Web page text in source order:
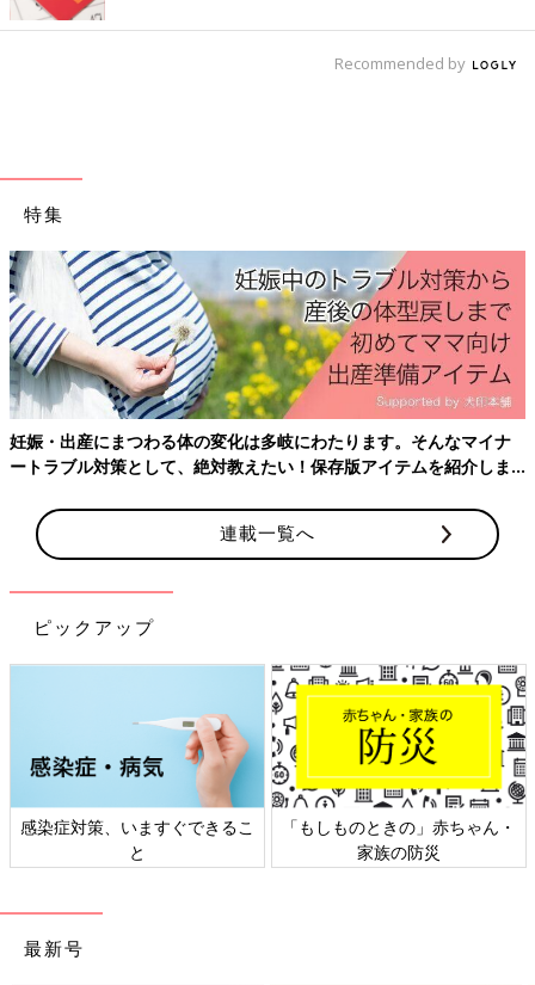
こちらは「衣類が乾きやすいハンガー」です。きよさんのお宅で
にこれから使うニットや厚手のお洋服を干すのにもってこいなア
イテムですよね。そしてそのまま収納すれば、型崩れすることな
ムも◎」おすすめ収納5選
少しずつ涼しさを感じるようになり、お洋服や
季節小物の入れ替えの時期となってきました
ね。ニトリでは、そんなアイテムをすっきりと
まとめる万能アイテムを数多く展開中です♪ か
さばるお洋服もこまごましたアイテムも、ニト
リの収納アイテムで整理してみませんか？
ニトリのハンガー類は、便利で欲しくなるものばかりでしたよ
ね。ニットやセーターがスルスルッと落ちずにしっかり収納でき
るので、落としてしまったときの「もう！また...」といったこと
もなくなりそう♪ 首元が伸びない形状のものもあるので、これは
(文・水川ちさ)
●記事内容でご紹介している投稿、リンク先は、削除される場合
Recommended by
特集
妊娠・出産にまつわる体の変化は多岐にわたります。そんなマイナ
ートラブル対策として、絶対教えたい！保存版アイテムを紹介しま
連載一覧へ
ピックアップ
感染症対策、いますぐできるこ
と
「もしものときの」赤ちゃん・
家族の防災
最新号